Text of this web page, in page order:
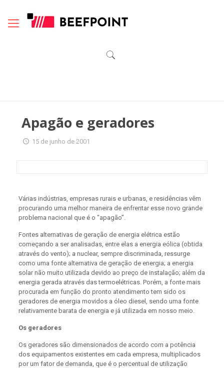
Apagão e geradores
15 de junho de 2001
Várias indústrias, empresas rurais e urbanas, e residências vêm
procurando uma melhor maneira de enfrentar esse novo grande
problema nacional que é o “apagão”.
Fontes alternativas de geração de energia elétrica estão
começando a ser analisadas, entre elas a energia eólica (obtida
através do vento); a nuclear, sempre discriminada, ressurge
como uma fonte alternativa de geração de energia; a energia
solar não muito utilizada devido ao preço de instalação; além da
energia gerada através das termoelétricas. Porém, a fonte mais
procurada em função do pronto atendimento tem sido os
geradores de energia movidos a óleo diesel, sendo uma fonte
relativamente barata de energia e já utilizada em nosso meio.
Os geradores
Os geradores são dimensionados de acordo com a potência
dos equipamentos existentes em cada empresa, multiplicados
por um fator de demanda, que é o percentual de utilização